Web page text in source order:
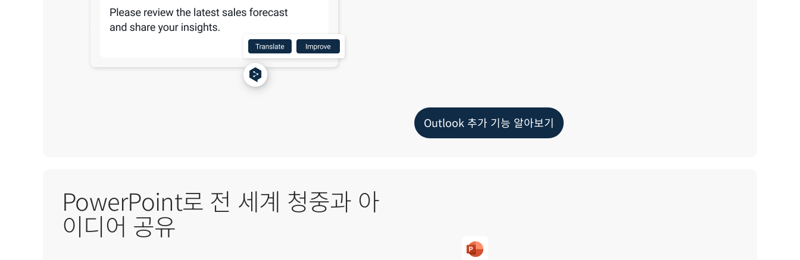
Outlook 추가 기능 알아보기
PowerPoint로 전 세계 청중과 아
이디어 공유